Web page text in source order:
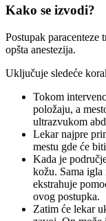
Kako se izvodi?
Postupak paracenteze
opšta anestezija.
Uključuje sledeće
Tokom
položaju, a
ultrazvukom
Lekar najpre
mestu gde će
Kada je
kožu. Sama igla
ekstrahuje
ovog postupka.
Zatim će lekar